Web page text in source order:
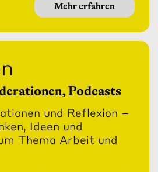
Mehr erfahren
Podcasts
und Reflexion –
Ideen und
Thema Arbeit und